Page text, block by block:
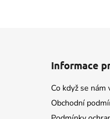
Informace
Co když se nám
Obchodní